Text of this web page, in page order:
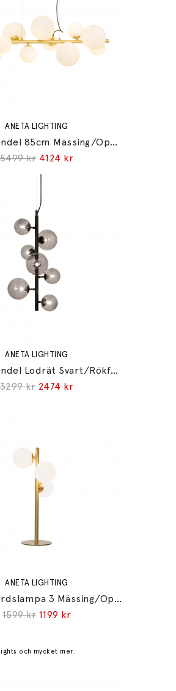
ANETA LIGHTING
Molekyl Pendel 85cm Mässing/Opalglas
5499 kr 4124 kr
ANETA LIGHTING
Molekyl Pendel Lodrät Svart/Rökfärgad
3299 kr 2474 kr
ANETA LIGHTING
Molekyl Bordslampa 3 Mässing/Opalglas
1599 kr 1199 kr
och mycket mer.